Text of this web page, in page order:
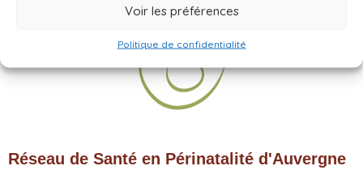
Voir les préférences
Politique de confidentialité
Réseau de Santé en Périnatalité d'Auvergne